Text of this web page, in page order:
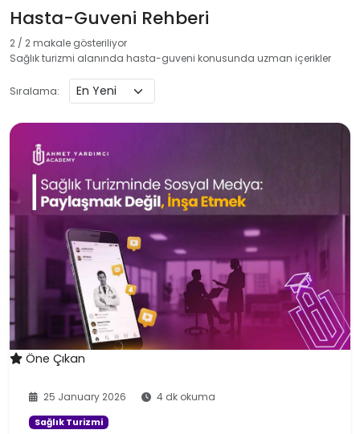
Hasta-Guveni Rehberi
2 / 2 makale gösteriliyor
Sağlık turizmi alanında hasta-guveni konusunda uzman içerikler
Sıralama:
Öne Çıkan
25 January 2026 4 dk okuma
Sağlık Turizmi